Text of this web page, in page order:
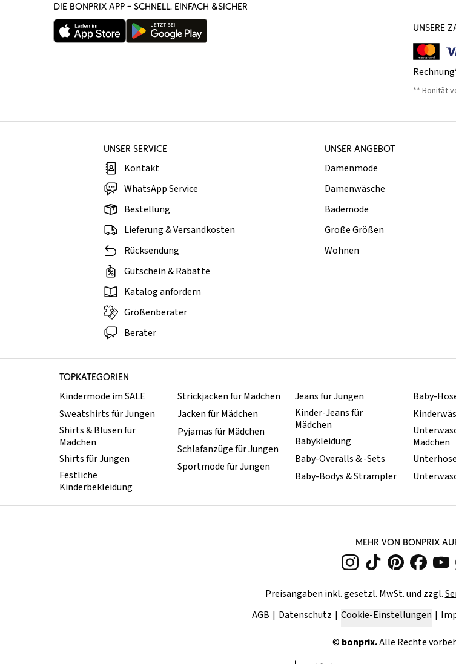
DIE BONPRIX APP – SCHNELL, EINFACH &SICHER
UNSERE
** Bonität
UNSER SERVICE
Kontakt
WhatsApp Service
Bestellung
Lieferung & Versandkosten
Rücksendung
Gutschein & Rabatte
Katalog anfordern
Größenberater
Berater
UNSER ANGEBOT
Damenmode
Damenwäsche
Bademode
Große Größen
Wohnen
TOPKATEGORIEN
Kindermode im SALE
Sweatshirts für Jungen
Shirts & Blusen für
Mädchen
Shirts für Jungen
Festliche
Kinderbekleidung
Strickjacken für Mädchen
Jacken für Mädchen
Pyjamas für Mädchen
Schlafanzüge für Jungen
Sportmode für Jungen
Jeans für Jungen
Kinder-Jeans für
Mädchen
Babykleidung
Baby-Overalls & -Sets
Baby-Bodys & Strampler
Baby-
Mädchen
MEHR VON BONPRIX
Preisangaben inkl. gesetzl. MwSt. und zzgl.
AGB
Datenschutz Cookie-Einstellungen
© bonprix.Alle Rechte